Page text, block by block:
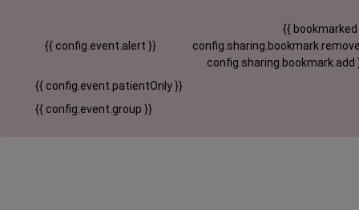
{{ config.event.alert }}
{{ bookmarked
config.sharing.bookmark.add
{{ config.event.patientOnly }}
{{ config.event.group }}